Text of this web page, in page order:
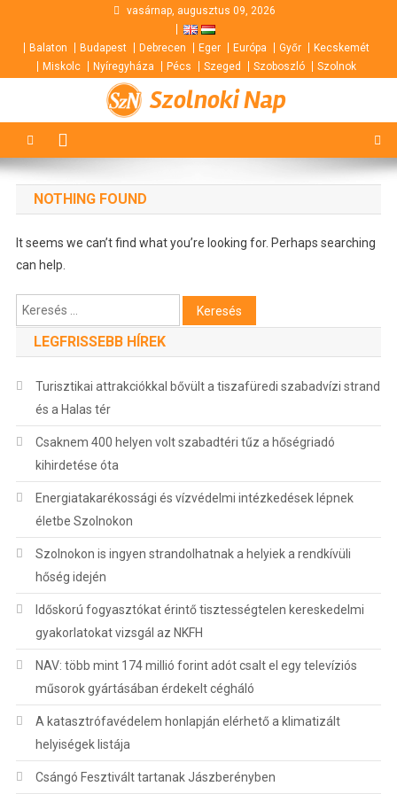
content
vasárnap, augusztus 09, 2026
Balaton Budapest Debrecen Eger Európa Győr
Kecskemét
Miskolc
Nyíregyháza Pécs Szeged Szoboszló Szolnok
Szolnoki Nap
NOTHING FOUND
It seems we can’t find what you’re looking for. Perhaps searching
can help.
Keresés:
LEGFRISSEBB HÍREK
Turisztikai attrakciókkal bővült a tiszafüredi szabadvízi strand
és a Halas tér
Csaknem 400 helyen volt szabadtéri tűz a hőségriadó
kihirdetése óta
Energiatakarékossági és vízvédelmi intézkedések lépnek
életbe Szolnokon
Szolnokon is ingyen strandolhatnak a helyiek a rendkívüli
hőség idején
Időskorú fogyasztókat érintő tisztességtelen kereskedelmi
gyakorlatokat vizsgál az NKFH
NAV: több mint 174 millió forint adót csalt el egy televíziós
műsorok gyártásában érdekelt cégháló
A katasztrófavédelem honlapján elérhető a klimatizált
helyiségek listája
Csángó Fesztivált tartanak Jászberényben